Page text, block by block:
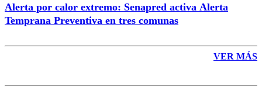
Alerta por calor extremo: Senapred activa Alerta
Temprana Preventiva en tres comunas
VER MÁS